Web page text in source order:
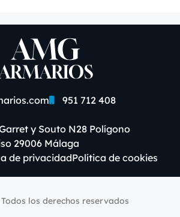
951 712 408
y Souto N28 Polígono
29006 Málaga
de privacidadPolítica de cookies
los derechos reservados